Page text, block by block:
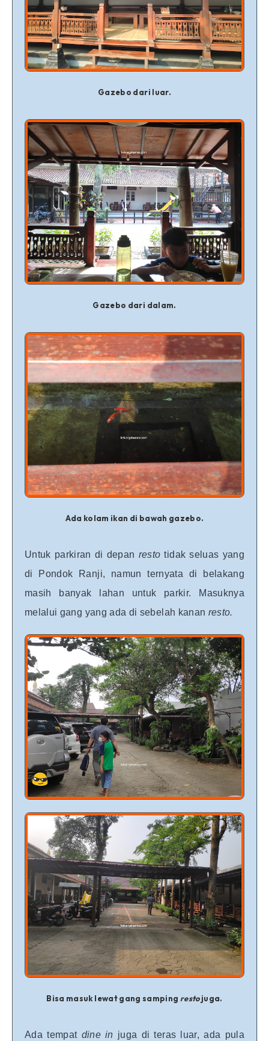
Gazebo dari luar.
Gazebo dari dalam.
Ada kolam ikan di bawah gazebo.
Untuk parkiran di depan resto tidak seluas yang
di Pondok Ranji, namun ternyata di belakang
masih banyak lahan untuk parkir. Masuknya
melalui gang yang ada di sebelah kanan resto.
Bisa masuk lewat gang samping restojuga.
Ada tempat dine in juga di teras luar, ada pula